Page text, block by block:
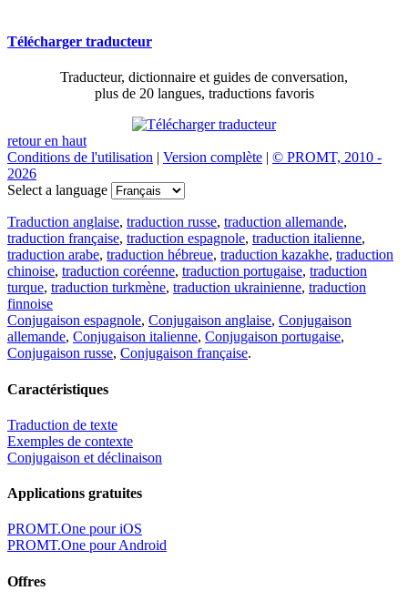
Télécharger traducteur
Traducteur, dictionnaire et guides de conversation,
plus de 20 langues, traductions favoris
retour en haut
Conditions de l'utilisation | Version complète | © PROMT, 2010 -
2026
Select a language
Traduction anglaise, traduction russe, traduction allemande,
traduction française, traduction espagnole, traduction italienne,
traduction arabe, traduction hébreue, traduction kazakhe, traduction
chinoise, traduction coréenne, traduction portugaise, traduction
turque, traduction turkmène, traduction ukrainienne, traduction
finnoise
Conjugaison espagnole, Conjugaison anglaise, Conjugaison
allemande, Conjugaison italienne, Conjugaison portugaise,
Conjugaison russe, Conjugaison française.
Caractéristiques
Traduction de texte
Exemples de contexte
Conjugaison et déclinaison
Applications gratuites
PROMT.One pour iOS
PROMT.One pour Android
Offres